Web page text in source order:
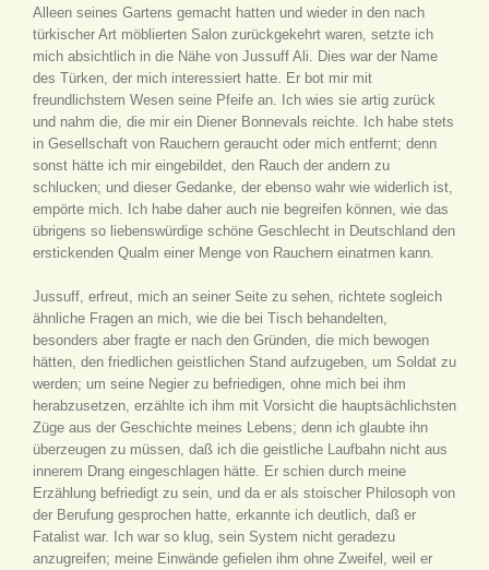
Alleen seines Gartens gemacht hatten und wieder in den nach
türkischer Art möblierten Salon zurückgekehrt waren, setzte ich
mich absichtlich in die Nähe von Jussuff Ali. Dies war der Name
des Türken, der mich interessiert hatte. Er bot mir mit
freundlichstem Wesen seine Pfeife an. Ich wies sie artig zurück
und nahm die, die mir ein Diener Bonnevals reichte. Ich habe stets
in Gesellschaft von Rauchern geraucht oder mich entfernt; denn
sonst hätte ich mir eingebildet, den Rauch der andern zu
schlucken; und dieser Gedanke, der ebenso wahr wie widerlich ist,
empörte mich. Ich habe daher auch nie begreifen können, wie das
übrigens so liebenswürdige schöne Geschlecht in Deutschland den
erstickenden Qualm einer Menge von Rauchern einatmen kann.
Jussuff, erfreut, mich an seiner Seite zu sehen, richtete sogleich
ähnliche Fragen an mich, wie die bei Tisch behandelten,
besonders aber fragte er nach den Gründen, die mich bewogen
hätten, den friedlichen geistlichen Stand aufzugeben, um Soldat zu
werden; um seine Negier zu befriedigen, ohne mich bei ihm
herabzusetzen, erzählte ich ihm mit Vorsicht die hauptsächlichsten
Züge aus der Geschichte meines Lebens; denn ich glaubte ihn
überzeugen zu müssen, daß ich die geistliche Laufbahn nicht aus
innerem Drang eingeschlagen hätte. Er schien durch meine
Erzählung befriedigt zu sein, und da er als stoischer Philosoph von
der Berufung gesprochen hatte, erkannte ich deutlich, daß er
Fatalist war. Ich war so klug, sein System nicht geradezu
anzugreifen; meine Einwände gefielen ihm ohne Zweifel, weil er